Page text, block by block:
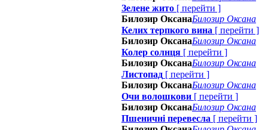
Зелене жито [ перейти ]
Билозир ОксанаБилозир Оксана
Келих терпкого вина [ перейти ]
Билозир ОксанаБилозир Оксана
Колер солнця [ перейти ]
Билозир ОксанаБилозир Оксана
Листопад [ перейти ]
Билозир ОксанаБилозир Оксана
Очи волошкови [ перейти ]
Билозир ОксанаБилозир Оксана
Пшеничнi перевесла [ перейти ]